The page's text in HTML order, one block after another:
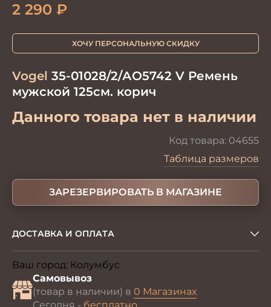
Vogel 35-01028/2/АО5742 V Ремень
мужской 125см. корич
Данного товара нет в наличии
Код товара: 04655
2 290 ₽
ХОЧУ ПЕРСОНАЛЬНУЮ СКИДКУ
Таблица размеров
ЗАРЕЗЕРВИРОВАТЬ В МАГАЗИНЕ
ДОСТАВКА И ОПЛАТА
Ваш город: Колумбус
Самовывоз
(товар в наличии) в 0 Магазинах